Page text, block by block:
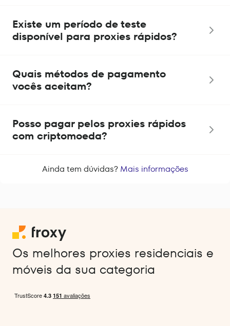
Existe um período de teste
disponível para proxies rápidos?
Quais métodos de pagamento
vocês aceitam?
Posso pagar pelos proxies rápidos
com criptomoeda?
Ainda tem dúvidas? Mais informações
Os melhores proxies residenciais e
móveis da sua categoria